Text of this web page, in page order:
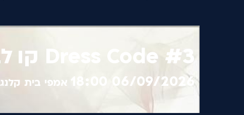
Dress Code #3 קו לבן
06/09/2026 18:00 אמפי בית קלנג